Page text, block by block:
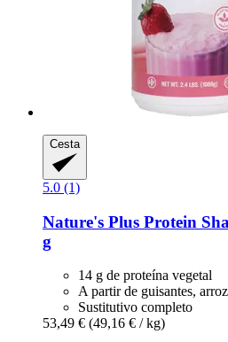
Cesta
5.0 (1)
Nature's Plus Protein
g
14 g de proteína vegetal
A partir de guisantes,
Sustitutivo completo
53,49 € (49,16 € / kg)